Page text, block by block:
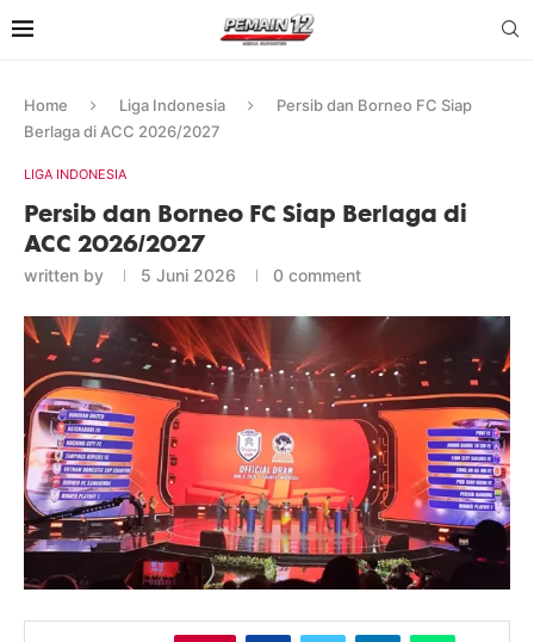
Home Liga Indonesia
Persib dan Borneo FC Siap
Berlaga di ACC 2026/2027
LIGA INDONESIA
Persib dan Borneo FC Siap Berlaga di
ACC 2026/2027
written by 5 Juni 2026 0 comment